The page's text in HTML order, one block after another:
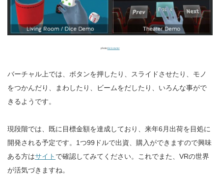
photo:Kickstarter
バーチャル上では、ボタンを押したり、スライドさせたり、モノ
をつかんだり、まわしたり、ビームをだしたり、いろんな事がで
きるようです。
現段階では、既に目標金額を達成しており、来年6月出荷を目処に
開発される予定です。1つ99ドルで出資、購入ができますので興味
ある方はサイト で確認してみてください。これでまた、VRの世界
が活気づきますね。